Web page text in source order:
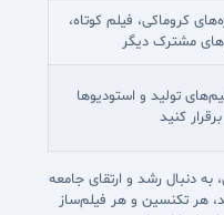
کروماکی، فیلم کوتاه،
مشترک دیگر
تولید و استودیوها
برقرار کنید
به دنبال رشد و ارتقای جامعه
هر تکنسین و هر فیلم‌ساز